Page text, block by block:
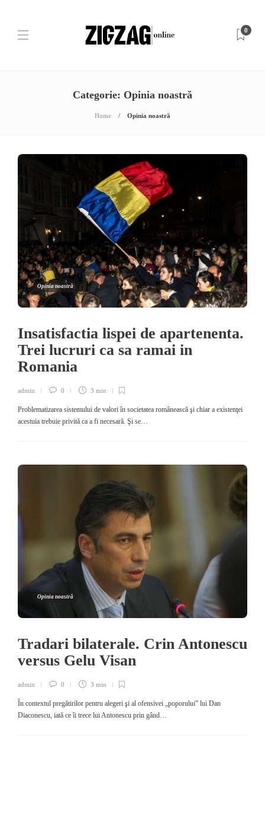
0
Categorie: Opinia noastră
Home Opinia noastră
Opinia noastră
Insatisfactia lispei de apartenenta.
Trei lucruri ca sa ramai in
Romania
admin 0 3 min
Problematizarea sistemului de valori în societatea românească şi chiar a existenţei
acestuia trebuie privită ca a fi necesară. Şi se…
Opinia noastră
Tradari bilaterale. Crin Antonescu
versus Gelu Visan
admin 0 3 min
În contextul pregătirilor pentru alegeri şi al ofensivei „poporului” lui Dan
Diaconescu, iată ce îi trece lui Antonescu prin gând…